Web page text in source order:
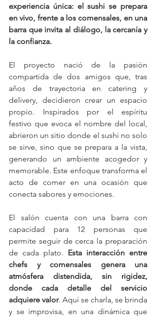
experiencia única: el sushi se prepara
en vivo, frente a los comensales, en una
barra que invita al diálogo, la cercanía y
la confianza.
El proyecto nació de la pasión
compartida de dos amigos que, tras
años de trayectoria en catering y
delivery, decidieron crear un espacio
propio. Inspirados por el espíritu
festivo que evoca el nombre del local,
abrieron un sitio donde el sushi no solo
se sirve, sino que se prepara a la vista,
generando un ambiente acogedor y
memorable. Este enfoque transforma el
acto de comer en una ocasión que
conecta sabores y emociones.
El salón cuenta con una barra con
capacidad para 12 personas que
permite seguir de cerca la preparación
de cada plato. Esta interacción entre
chefs y comensales genera una
atmósfera distendida, sin rigidez,
donde cada detalle del servicio
adquiere valor. Aquí se charla, se brinda
y se improvisa, en una dinámica que